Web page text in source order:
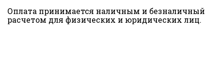
Оплата принимается наличным и безналичный
расчетом для физических и юридических лиц.